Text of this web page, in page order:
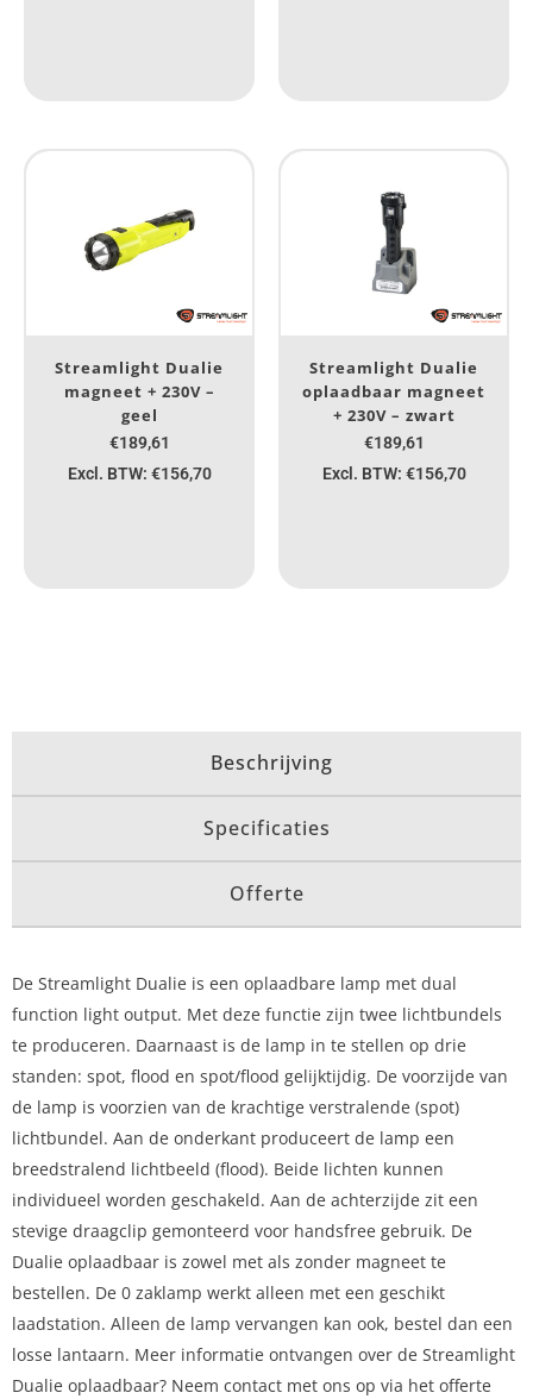
Streamlight Dualie
magneet + 230V –
geel
€189,61
Excl. BTW: €156,70
Streamlight Dualie
oplaadbaar magneet
+ 230V – zwart
€189,61
Excl. BTW: €156,70
Beschrijving
Specificaties
Offerte
De Streamlight Dualie is een oplaadbare lamp met dual
function light output. Met deze functie zijn twee lichtbundels
te produceren. Daarnaast is de lamp in te stellen op drie
standen: spot, flood en spot/flood gelijktijdig. De voorzijde van
de lamp is voorzien van de krachtige verstralende (spot)
lichtbundel. Aan de onderkant produceert de lamp een
breedstralend lichtbeeld (flood). Beide lichten kunnen
individueel worden geschakeld. Aan de achterzijde zit een
stevige draagclip gemonteerd voor handsfree gebruik. De
Dualie oplaadbaar is zowel met als zonder magneet te
bestellen. De 0 zaklamp werkt alleen met een geschikt
laadstation. Alleen de lamp vervangen kan ook, bestel dan een
losse lantaarn. Meer informatie ontvangen over de Streamlight
Dualie oplaadbaar? Neem contact met ons op via het offerte